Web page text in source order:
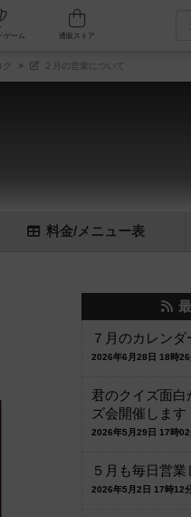
/店舗 人気ボードゲーム
グ ２月の営業について
料金/メニュー表
７月のカレンダ
2026年6月28日 18時26
君のクイズ面白
ズ会開催します
2026年5月29日 17時02
５月も毎日営業
2026年5月2日 17時12